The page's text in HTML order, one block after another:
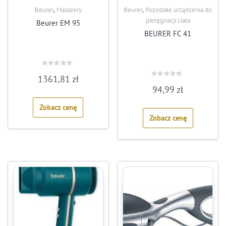
Beurer, Masażery
Beurer EM 95
0
out
5
1361,81 zł
Zobacz cenę
Beurer, Pozostałe urządzenia do
pielęgnacji ciała
BEURER FC 41
0
out
5
94,99zł
Zobacz cenę